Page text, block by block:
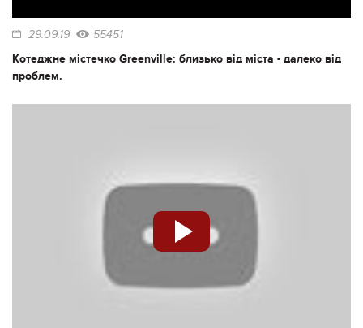
29.09.19 55451
Котеджне містечко Greenville: близько від міста - далеко від
проблем.